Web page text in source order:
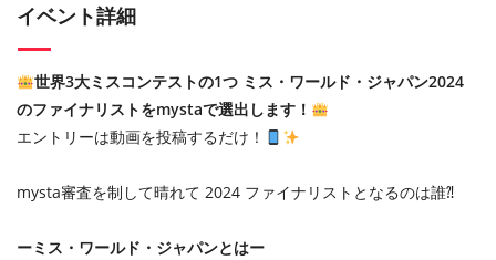
イベント詳細
世界3大ミスコンテストの1つ ミス・ワールド・ジャパン2024
のファイナリストをmystaで選出します！
エントリーは動画を投稿するだけ！
mysta審査を制して晴れて 2024 ファイナリストとなるのは誰⁈
ーミス・ワールド・ジャパンとはー